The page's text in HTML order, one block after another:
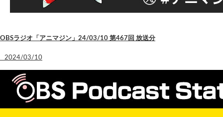
OBSラジオ「アニマジン」24/03/10 第467回 放送分
2024/03/10